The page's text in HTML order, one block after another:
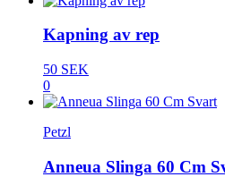
Kapning av rep
50 SEK
0
Petzl
Anneua Slinga 60 Cm